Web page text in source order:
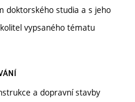
doktorského studia a s jeho
vypsaného tématu
a dopravní stavby